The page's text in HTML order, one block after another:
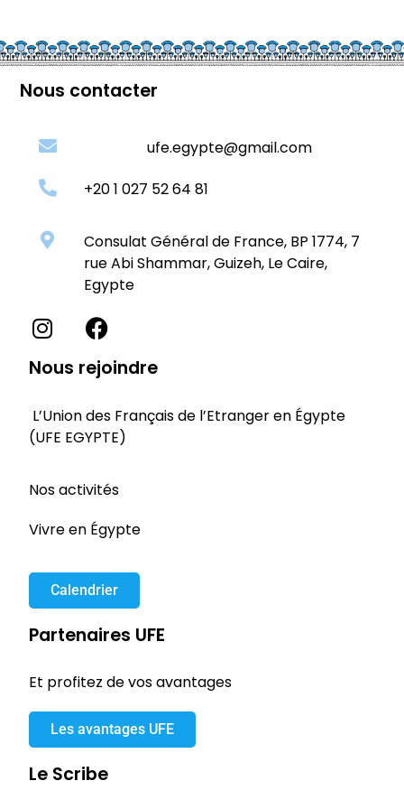
Nous contacter
ufe.egypte@gmail.com
+20 1 027 52 64 81
Consulat Général de France, BP 1774, 7
rue Abi Shammar, Guizeh, Le Caire,
Egypte
Nous rejoindre
L’Union des Français de l’Etranger en Égypte
(UFE EGYPTE)
Nos activités
Vivre en Égypte
Calendrier
Partenaires UFE
Et profitez de vos avantages
Les avantages UFE
Le Scribe